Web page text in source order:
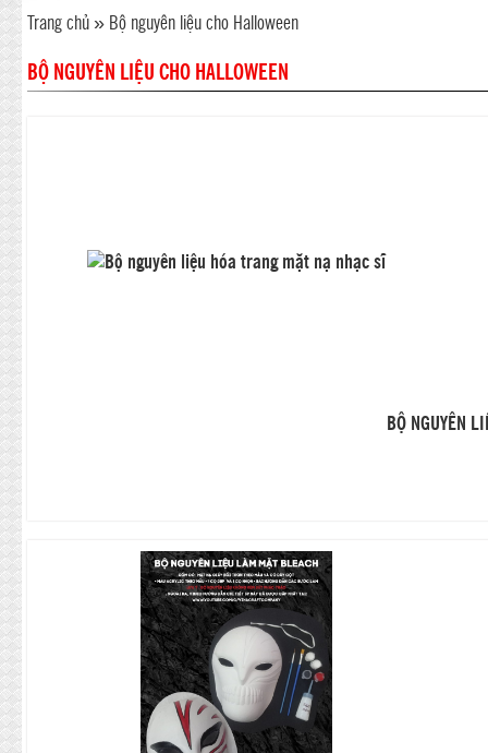
Trang chủ » Bộ nguyên liệu cho Halloween
BỘ NGUYÊN LIỆU CHO HALLOWEEN
BỘ NGUYÊN